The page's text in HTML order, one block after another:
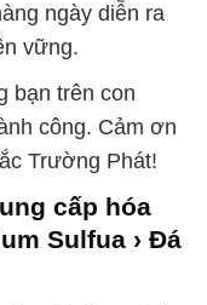
ngày diễn ra
vững.
bạn trên con
công. Cảm ơn
Trường Phát!
cấp hóa
Sulfua › Đá